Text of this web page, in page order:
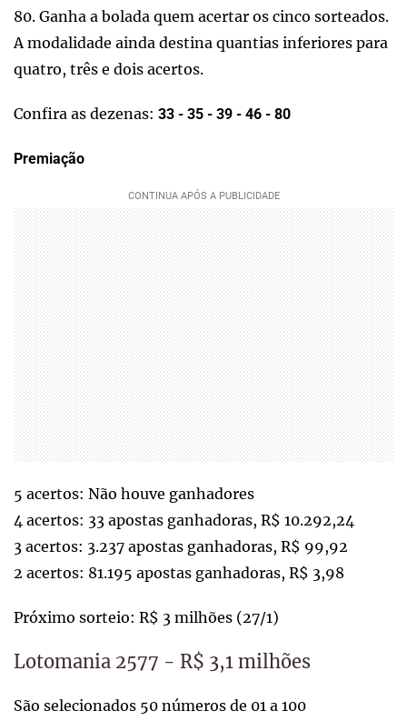
80. Ganha a bolada quem acertar os cinco sorteados.
A modalidade ainda destina quantias inferiores para
quatro, três e dois acertos.
Confira as dezenas: 33 - 35 - 39 - 46 - 80
Premiação
5 acertos: Não houve ganhadores
4 acertos: 33 apostas ganhadoras, R$ 10.292,24
3 acertos: 3.237 apostas ganhadoras, R$ 99,92
2 acertos: 81.195 apostas ganhadoras, R$ 3,98
Próximo sorteio: R$ 3 milhões (27/1)
Lotomania 2577 - R$ 3,1 milhões
São selecionados 50 números de 01 a 100